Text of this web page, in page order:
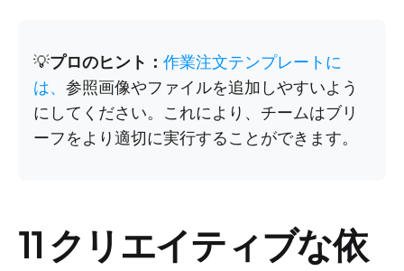
💡プロのヒント： 作業注文テンプレートに
は、 参照画像やファイルを追加しやすいよう
にしてください。これにより、チームはブリ
ーフをより適切に実行することができます。
11 クリエイティブな依